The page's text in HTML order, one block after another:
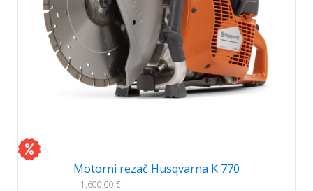
Motorni rezač Husqvarna K 770
1.600,00€